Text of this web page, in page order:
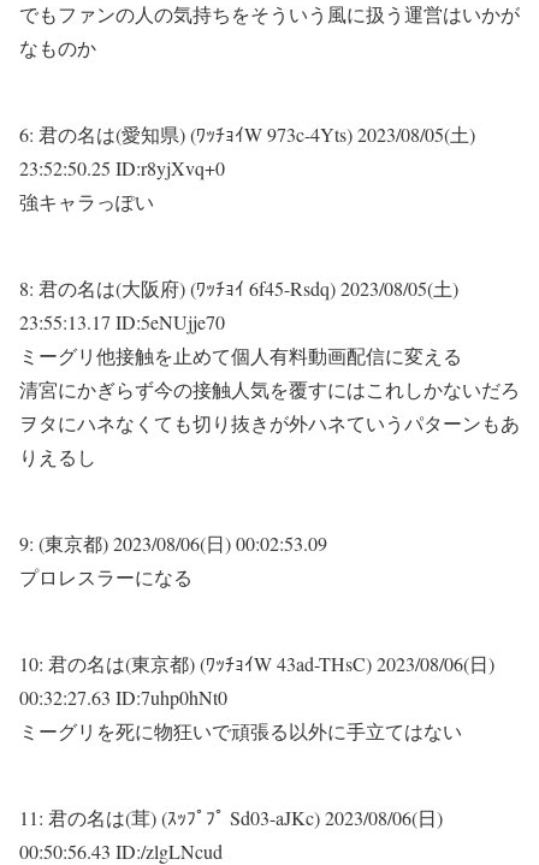
でもファンの人の気持ちをそういう風に扱う運営はいかが
なものか
6: 君の名は(愛知県) (ﾜｯﾁｮｲW 973c-4Yts)2023/08/05(土)
23:52:50.25 ID:r8yjXvq+0
強キャラっぽい
8: 君の名は(大阪府) (ﾜｯﾁｮｲ 6f45-Rsdq)2023/08/05(土)
23:55:13.17 ID:5eNUjje70
ミーグリ他接触を止めて個人有料動画配信に変える
清宮にかぎらず今の接触人気を覆すにはこれしかないだろ
ヲタにハネなくても切り抜きが外ハネていうパターンもあ
りえるし
9: (東京都)2023/08/06(日) 00:02:53.09
プロレスラーになる
10: 君の名は(東京都) (ﾜｯﾁｮｲW 43ad-THsC)2023/08/06(日)
00:32:27.63 ID:7uhp0hNt0
ミーグリを死に物狂いで頑張る以外に手立てはない
11: 君の名は(茸) (ｽｯﾌﾟﾌﾟ Sd03-aJKc)2023/08/06(日)
00:50:56.43 ID:/zlgLNcud